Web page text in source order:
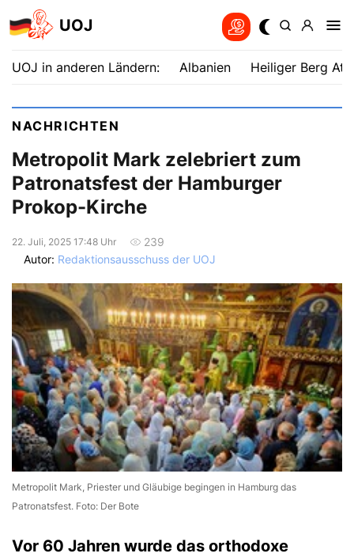
UOJ
UOJ in anderen Ländern: Albanien Heiliger Berg
NACHRICHTEN
Metropolit Mark zelebriert zum
Patronatsfest der Hamburger
Prokop-Kirche
22. Juli, 2025 17:48 Uhr
239
Autor: Redaktionsausschuss der UOJ
Metropolit Mark, Priester und Gläubige begingen in Hamburg das
Patronatsfest. Foto: Der Bote
Vor 60 Jahren wurde das orthodoxe